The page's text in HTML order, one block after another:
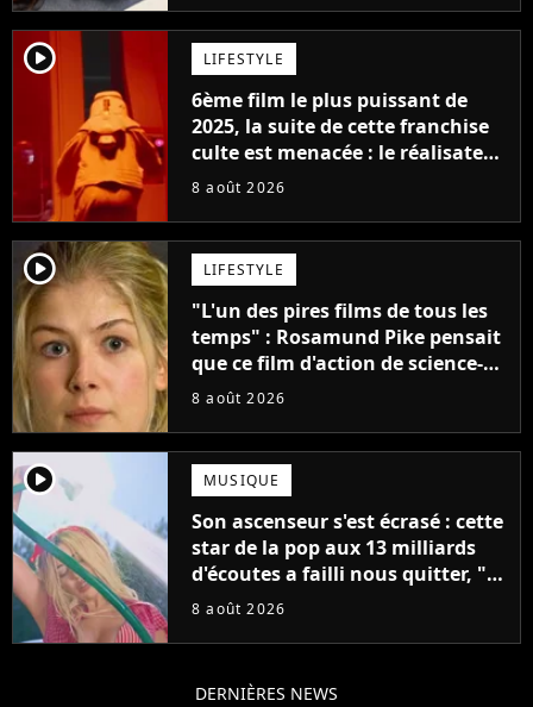
player2 LIFESTYLE
6ème film le plus puissant de
2025, la suite de cette franchise
culte est menacée : le réalisateur
claque la porte pour "différends
8 août 2026
player2 LIFESTYLE
"L'un des pires films de tous les
temps" : Rosamund Pike pensait
que ce film d'action de science-
fiction avec Dwayne Johnson
8 août 2026
player2 MUSIQUE
Son ascenseur s'est écrasé : cette
star de la pop aux 13 milliards
d'écoutes a failli nous quitter, "Je
pensais ne plus jamais chanter"
8 août 2026
DERNIÈRES NEWS